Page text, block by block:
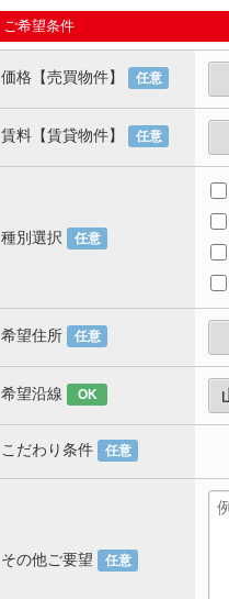
ご希望条件
価格【売買物件】 任意
賃料【賃貸物件】 任意
種別選択 任意
希望住所 任意
希望沿線 OK
こだわり条件 任意
その他ご要望 任意